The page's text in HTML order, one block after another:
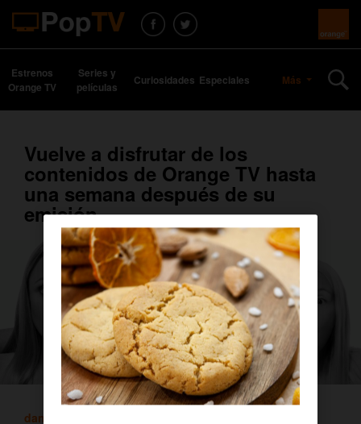
Estrenos
Orange TV
Series y
películas
Curiosidades Especiales Más
Vuelve a disfrutar de los
contenidos de Orange TV hasta
una semana después de su
emisión
daniel